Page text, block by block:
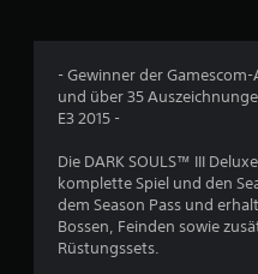
- Gewinner der
und über 35
E3 2015 -
Die DARK SOULS™ III
komplette Spiel und den
dem Season Pass und
Bossen, Feinden sowie
Rüstungssets.